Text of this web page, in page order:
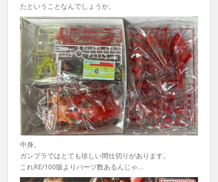
たということなんでしょうか。
中身。
ガンプラではとても珍しい間仕切りがあります。
これRE/100版よりパーツ数あるんじゃ…